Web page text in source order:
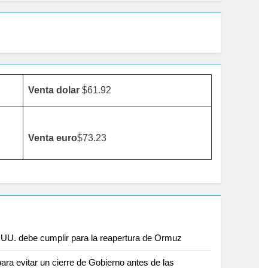
Venta dolar $61.92
Venta euro$73.23
debe cumplir para la reapertura de Ormuz
evitar un cierre de Gobierno antes de las